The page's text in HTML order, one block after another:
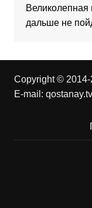
Великолепная
дальше не
Copyright ©
E-mail: